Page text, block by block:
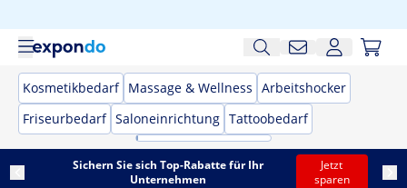
Kosmetikbedarf Massage & Wellness Arbeitshocker
Friseurbedarf Saloneinrichtung Tattoobedarf
Sichern Sie sich Top-Rabatte für Ihr
Unternehmen
Jetzt
sparen